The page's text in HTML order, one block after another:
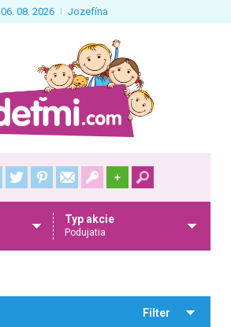
06. 08. 2026 Jozefína
+
Typ akcie
Podujatia
Filter